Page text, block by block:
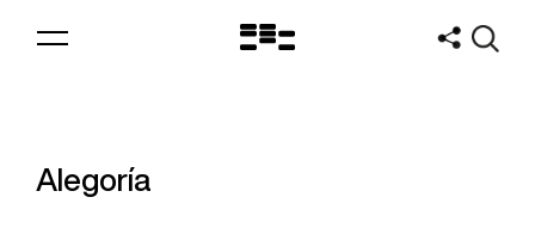
Logo
Alegoría